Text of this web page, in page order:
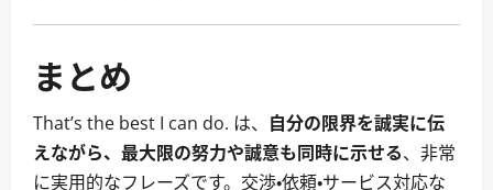
まとめ
That’s the best I can do. は、 自分の限界を誠実に伝
えながら、最大限の努力や誠意も同時に示せる、非常
に実用的なフレーズです。交渉・依頼・サービス対応な